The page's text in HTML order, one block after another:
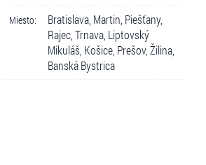
Miesto:
Bratislava, Martin, Piešťany,
Rajec, Trnava, Liptovský
Mikuláš, Košice, Prešov, Žilina,
Banská Bystrica